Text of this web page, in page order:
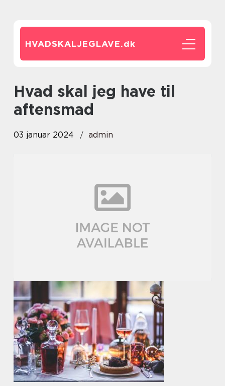
HVADSKALJEGLAVE.dk
hvad skal jeg have til
aftensmad
03 januar 2024 admin